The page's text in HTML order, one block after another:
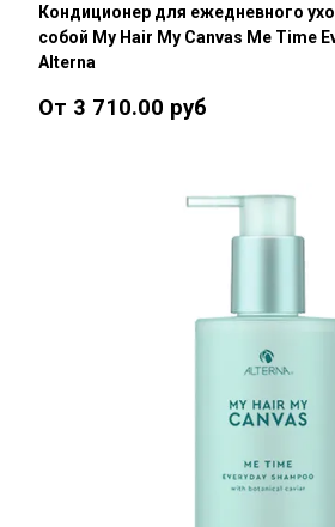
Кондиционер для ежедневного
собой My Hair My Canvas Me Time
Alterna
От 3 710.00 руб